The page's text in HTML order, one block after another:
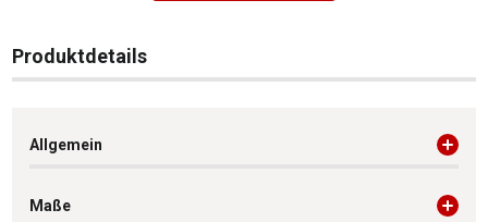
Produktdetails
Allgemein
Maße